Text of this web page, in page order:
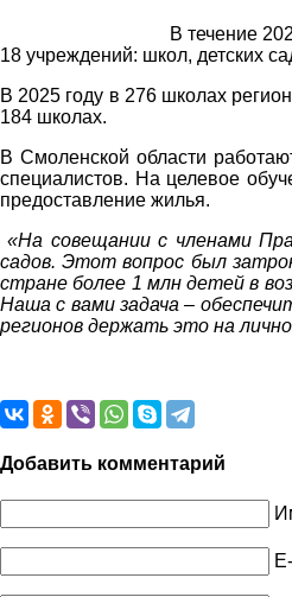
В течение
18 учреждений: школ, детских
В 2025 году в 276 школах
184 школах.
В Смоленской области
специалистов. На целевое
предоставление жилья.
«На совещании с членами
садов. Этот вопрос был
стране более 1 млн детей в
Наша с вами задача –
регионов держать это на
Добавить комментарий